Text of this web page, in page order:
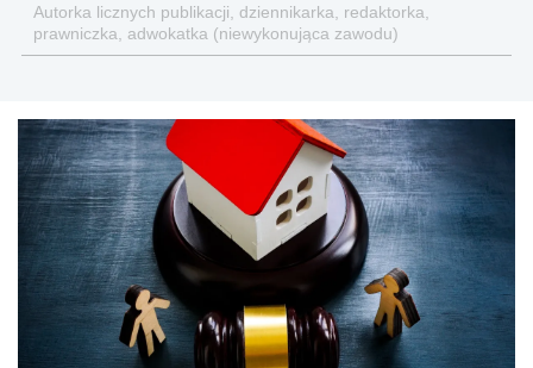
Autorka licznych publikacji, dziennikarka, redaktorka,
prawniczka, adwokatka (niewykonująca zawodu)